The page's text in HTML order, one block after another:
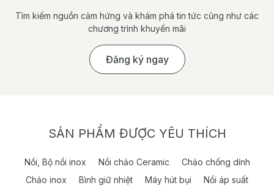
Tìm kiếm nguồn cảm hứng và khám phá tin tức cũng như các
chương trình khuyến mãi
Đăng ký ngay
SẢN PHẨM ĐƯỢC YÊU THÍCH
Nồi, Bộ nồi inox Nồi chảo Ceramic
Chảo chống dính
Chảo inox
Bình giữ nhiệt Máy hút bụi
Nồi áp suất